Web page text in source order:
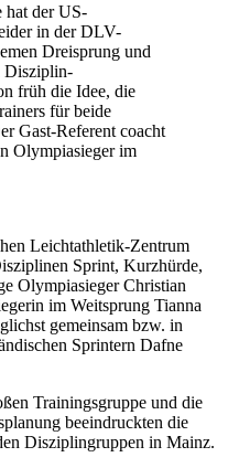
hat der US-
in der DLV-
Dreisprung und
Disziplin-
früh die Idee, die
für beide
Gast-Referent coacht
Olympiasieger im
Leichtathletik-Zentrum
Sprint, Kurzhürde,
Olympiasieger Christian
im Weitsprung Tianna
gemeinsam bzw. in
Sprintern Dafne
Trainingsgruppe und die
beeindruckten die
Disziplingruppen in Mainz.